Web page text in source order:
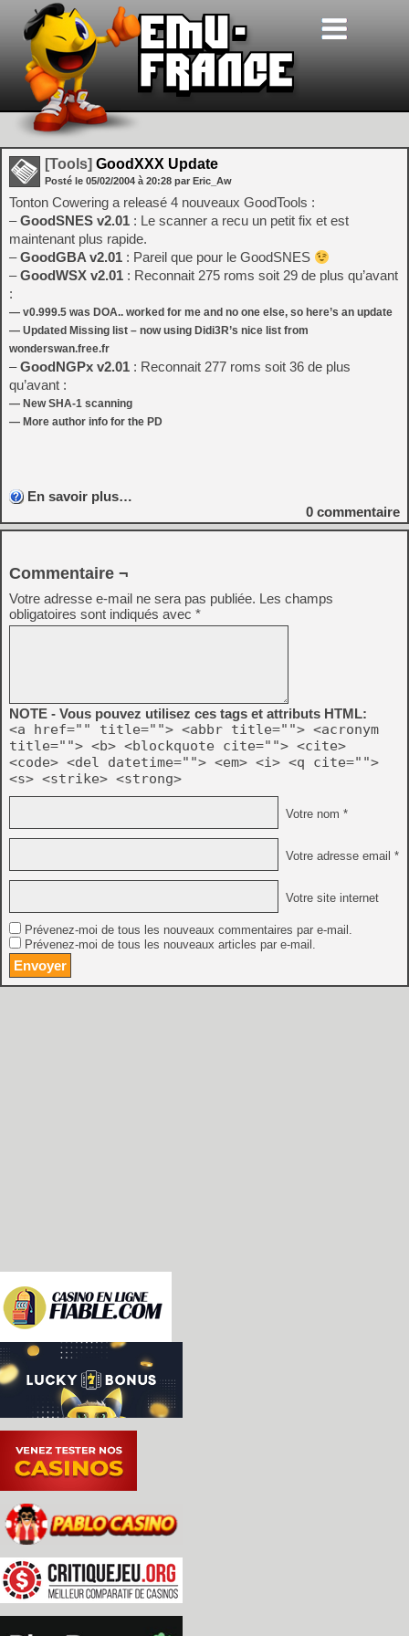
[Tools] GoodXXX Update
Posté le 05/02/2004 à 20:28 par Eric_Aw
Tonton Cowering a releasé 4 nouveaux GoodTools :
–GoodSNES v2.01 : Le scanner a recu un petit fix et est
maintenant plus rapide.
–GoodGBA v2.01 : Pareil que pour le GoodSNES
–GoodWSX v2.01 : Reconnait 275 roms soit 29 de plus qu’avant
:
— v0.999.5 was DOA.. worked for me and no one else, so here’s an update
— Updated Missing list – now using Didi3R’s nice list from
wonderswan.free.fr
–GoodNGPx v2.01 : Reconnait 277 roms soit 36 de plus
qu’avant :
— New SHA-1 scanning
— More author info for the PD
En savoir plus…
0 commentaire
Commentaire ¬
Votre adresse e-mail ne sera pas publiée. Les champs
obligatoires sont indiqués avec *
NOTE - Vous pouvez utilisez ces tags et attributs HTML:
<a href="" title=""> <abbr title=""> <acronym
title=""> <b> <blockquote cite=""> <cite>
<code> <del datetime=""> <em> <i> <q cite="">
<s> <strike> <strong>
Votre nom *
Votre adresse email *
Votre site internet
Prévenez-moi de tous les nouveaux commentaires par e-mail.
Prévenez-moi de tous les nouveaux articles par e-mail.